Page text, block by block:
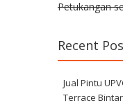
Petukangan
Recent
Jual Pintu
Terrace